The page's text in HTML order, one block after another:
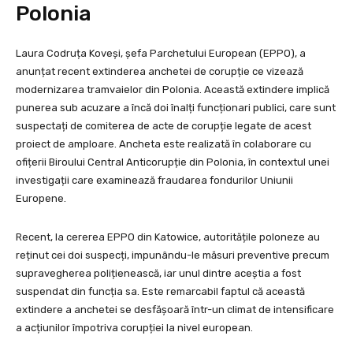
Polonia
Laura Codruța Koveși, șefa Parchetului European (EPPO), a
anunțat recent extinderea anchetei de corupție ce vizează
modernizarea tramvaielor din Polonia. Această extindere implică
punerea sub acuzare a încă doi înalți funcționari publici, care sunt
suspectați de comiterea de acte de corupție legate de acest
proiect de amploare. Ancheta este realizată în colaborare cu
ofițerii Biroului Central Anticorupție din Polonia, în contextul unei
investigații care examinează fraudarea fondurilor Uniunii
Europene.
Recent, la cererea EPPO din Katowice, autoritățile poloneze au
reținut cei doi suspecți, impunându-le măsuri preventive precum
supravegherea polițienească, iar unul dintre aceștia a fost
suspendat din funcția sa. Este remarcabil faptul că această
extindere a anchetei se desfășoară într-un climat de intensificare
a acțiunilor împotriva corupției la nivel european.